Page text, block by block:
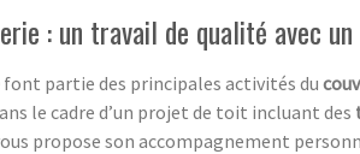
: un travail de qualité avec
font partie des principales activités du
le cadre d’un projet de toit incluant des
propose son accompagnement